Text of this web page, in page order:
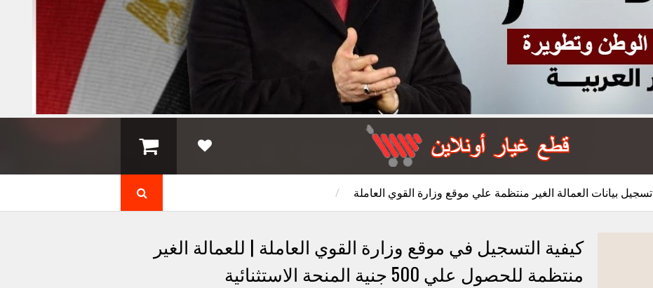
تسجيل بيانات العمالة الغير منتظمة علي موقع وزارة القوي العاملة /
كيفية التسجيل في موقع وزارة القوي العاملة | للعمالة الغير
منتظمة للحصول علي 500 جنية المنحة الاستثنائية